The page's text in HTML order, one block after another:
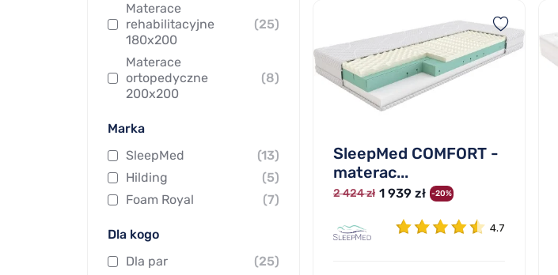
Materace
rehabilitacyjne
180x200
(25)
Materace
ortopedyczne
200x200
(8)
Marka
SleepMed
(13)
Hilding
(5)
Foam Royal
(7)
Dla kogo
Dla par
(25)
SleepMed COMFORT -
materac...
2 424 zł 1 939 zł -20%
4.7